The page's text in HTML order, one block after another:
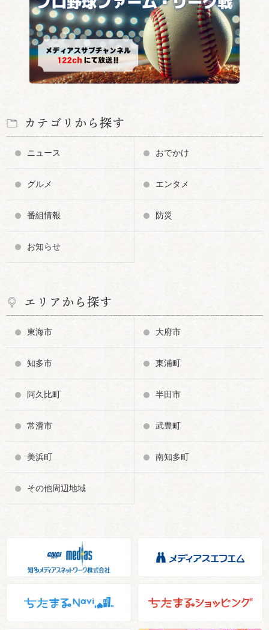
カテゴリから探す
ニュース おでかけ
グルメ エンタメ
番組情報 防災
お知らせ
エリアから探す
東海市 大府市
知多市 東浦町
阿久比町 半田市
常滑市 武豊町
美浜町 南知多町
その他周辺地域